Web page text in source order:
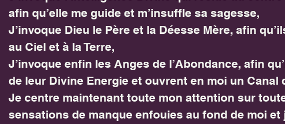
afin qu’elle me guide et m’insuffle sa sagesse,
J’invoque Dieu le Père et la Déesse Mère, afin
au Ciel et à la Terre,
J’invoque enfin les Anges de l’Abondance, afin
de leur Divine Energie et ouvrent en moi un Canal
Je centre maintenant toute mon attention sur
sensations de manque enfouies au fond de moi et